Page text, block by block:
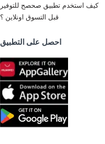
كيف استخدم تطبيق صحصح للتوفير
قبل التسوق اونلاين ؟
احصل على التطبيق